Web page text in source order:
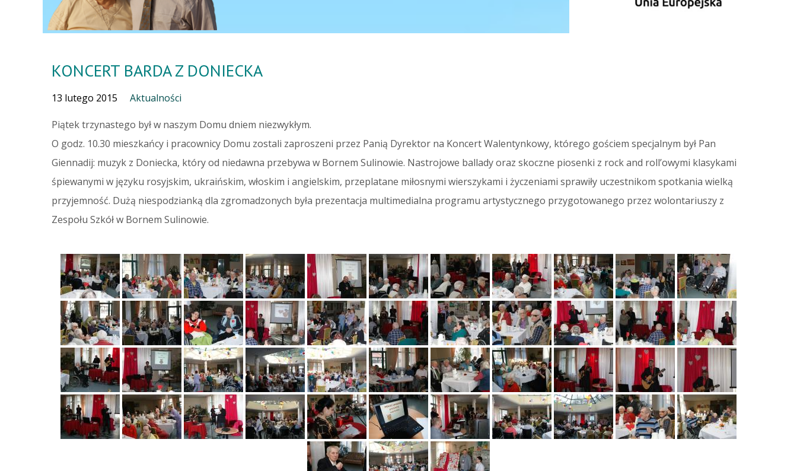
KONCERT BARDA Z DONIECKA
13 lutego 2015 Aktualności
Piątek trzynastego był w naszym Domu dniem niezwykłym.
O godz. 10.30 mieszkańcy i pracownicy Domu zostali zaproszeni przez Panią Dyrektor na Koncert Walentynkowy, którego gościem specjalnym był Pan
Giennadij: muzyk z Doniecka, który od niedawna przebywa w Bornem Sulinowie. Nastrojowe ballady oraz skoczne piosenki z rock and roll’owymi klasykami
śpiewanymi w języku rosyjskim, ukraińskim, włoskim i angielskim, przeplatane miłosnymi wierszykami i życzeniami sprawiły uczestnikom spotkania wielką
przyjemność. Dużą niespodzianką dla zgromadzonych była prezentacja multimedialna programu artystycznego przygotowanego przez wolontariuszy z
Zespołu Szkół w Bornem Sulinowie.